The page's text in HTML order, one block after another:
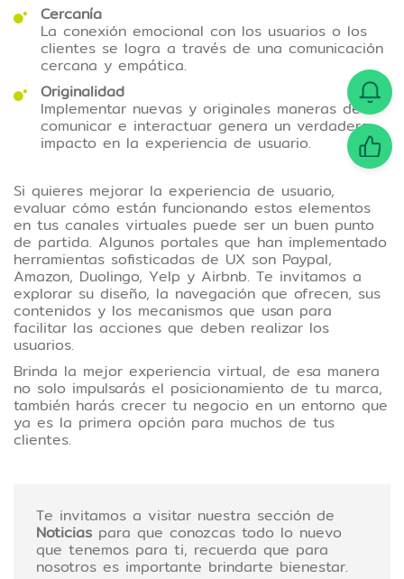
Cercanía
La conexión emocional con los usuarios o los
clientes se logra a través de una comunicación
cercana y empática.
Originalidad
Implementar nuevas y originales maneras de
comunicar e interactuar genera un verdadero
impacto en la experiencia de usuario.
Si quieres mejorar la experiencia de usuario,
evaluar cómo están funcionando estos elementos
en tus canales virtuales puede ser un buen punto
de partida. Algunos portales que han implementado
herramientas sofisticadas de UX son Paypal,
Amazon, Duolingo, Yelp y Airbnb. Te invitamos a
explorar su diseño, la navegación que ofrecen, sus
contenidos y los mecanismos que usan para
facilitar las acciones que deben realizar los
usuarios.
Brinda la mejor experiencia virtual, de esa manera
no solo impulsarás el posicionamiento de tu marca,
también harás crecer tu negocio en un entorno que
ya es la primera opción para muchos de tus
clientes.
Te invitamos a visitar nuestra sección de
Noticias para que conozcas todo lo nuevo
que tenemos para ti, recuerda que para
nosotros es importante brindarte bienestar.